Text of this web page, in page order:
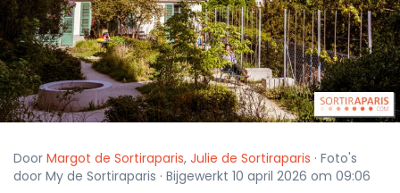
Door Margot de Sortiraparis, Julie de Sortiraparis · Foto's
door My de Sortiraparis · Bijgewerkt 10 april 2026 om 09:06